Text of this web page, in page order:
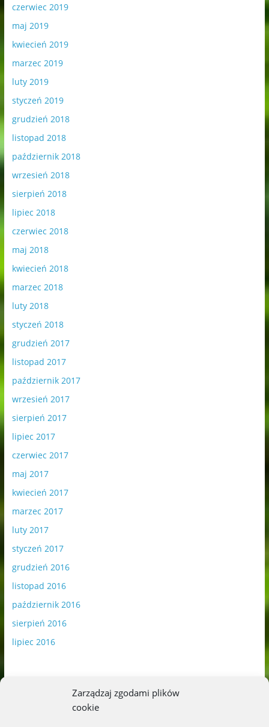
Zarządzaj zgodami plików
cookie
czerwiec 2019
maj 2019
kwiecień 2019
marzec 2019
luty 2019
styczeń 2019
grudzień 2018
listopad 2018
październik 2018
wrzesień 2018
sierpień 2018
lipiec 2018
czerwiec 2018
maj 2018
kwiecień 2018
marzec 2018
luty 2018
styczeń 2018
grudzień 2017
listopad 2017
październik 2017
wrzesień 2017
sierpień 2017
lipiec 2017
czerwiec 2017
maj 2017
kwiecień 2017
marzec 2017
luty 2017
styczeń 2017
grudzień 2016
listopad 2016
październik 2016
sierpień 2016
lipiec 2016